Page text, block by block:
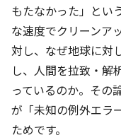
もたなかった」とい
な速度でクリーンア
対し、なぜ地球に対
し、人間を拉致・解
っているのか。その
が「未知の例外エラ
ためです。